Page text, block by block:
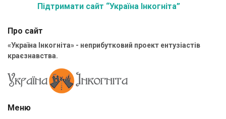
Підтримати сайт “Україна Інкогніта”
Про сайт
«Україна Інкогніта» - неприбутковий проект ентузіастів
краєзнавства.
Меню